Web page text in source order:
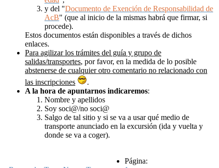
y del "Documento de Exención de Responsabilidad de
AcB" (que al inicio de la mismas habrá que firmar, si
procede).
Estos documentos están disponibles a través de dichos
enlaces.
Para agilizar los trámites del guía y grupo de
salidas/transportes, por favor, en la medida de lo posible
abstenerse de cualquier otro comentario no relacionado con
las inscripciones
.
A la hora de apuntarnos indicaremos:
Nombre y apellidos
Soy soci@/no soci@
Salgo de tal sitio y si se va a usar qué medio de
transporte anunciado en la excursión (ida y vuelta y
donde se va a coger).
Página: